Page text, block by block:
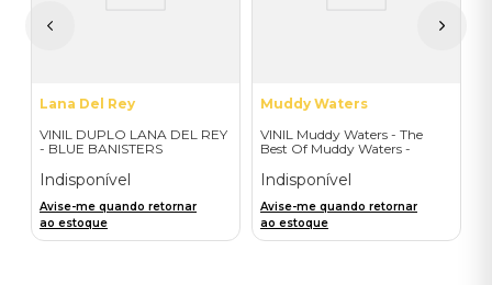
Lana Del Rey
VINIL DUPLO LANA DEL REY
- BLUE BANISTERS
- IMPORTADO
Indisponível
Avise-me quando retornar
ao estoque
Muddy Waters
VINIL Muddy Waters - The
Best Of Muddy Waters -
Indisponível
Avise-me quando retornar
ao estoque